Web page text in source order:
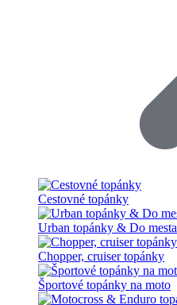
Cestovné topánky
Urban topánky & Do mesta
Chopper, cruiser topánky
Športové topánky na moto